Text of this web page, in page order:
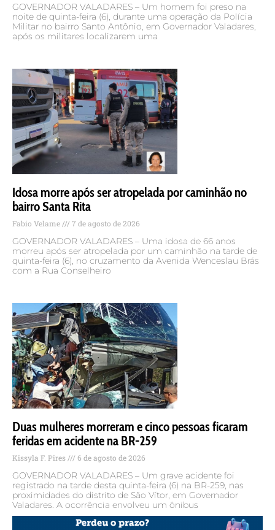
GOVERNADOR VALADARES – Um homem foi preso na
noite de quinta-feira (6), durante uma operação da Polícia
Militar no bairro Santo Antônio, em Governador Valadares,
após os militares localizarem uma
Idosa morre após ser atropelada por caminhão no
bairro Santa Rita
Fabio Velame 7 de agosto de 2026
GOVERNADOR VALADARES – Uma idosa de 66 anos
morreu após ser atropelada por um caminhão na tarde de
quinta-feira (6), no cruzamento da Avenida Wenceslau Brás
com a Rua Conselheiro
Duas mulheres morreram e cinco pessoas ficaram
feridas em acidente na BR-259
Kissyla F. Pires 6 de agosto de 2026
GOVERNADOR VALADARES – Um grave acidente foi
registrado na tarde desta quinta-feira (6) na BR-259, nas
proximidades do distrito de São Vítor, em Governador
Valadares. A ocorrência envolveu um ônibus